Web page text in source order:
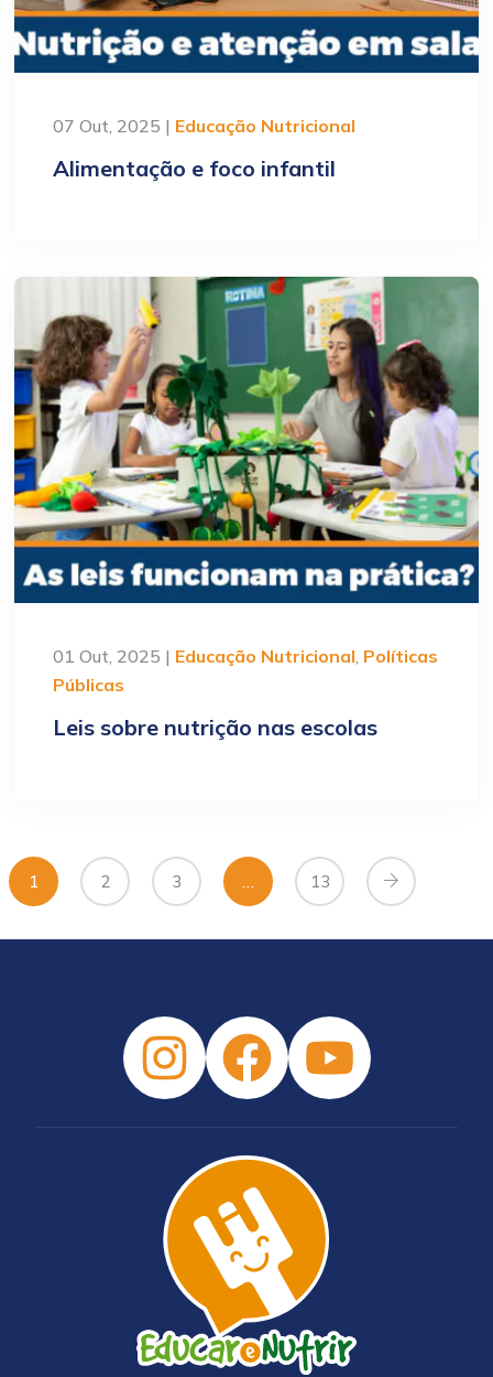
07 Out, 2025 | Educação Nutricional
Alimentação e foco infantil
01 Out, 2025 | Educação Nutricional Políticas
Públicas
Leis sobre nutrição nas escolas
1 2 3 … 13